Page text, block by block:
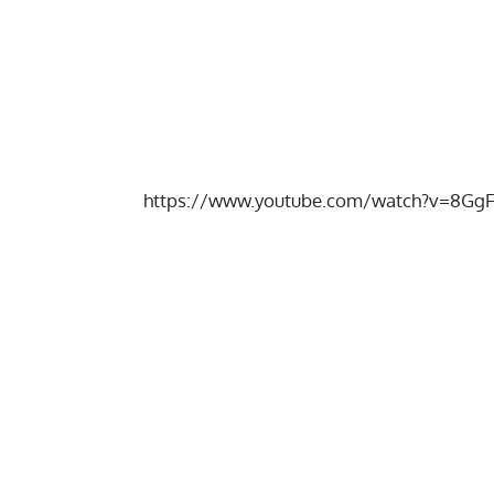
https://www.youtube.com/